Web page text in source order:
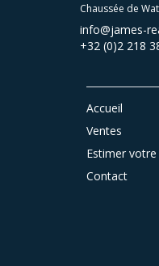
Chaussée de
info@james-
+32 (0)2 218
Accueil
Ventes
Estimer votre
Contact